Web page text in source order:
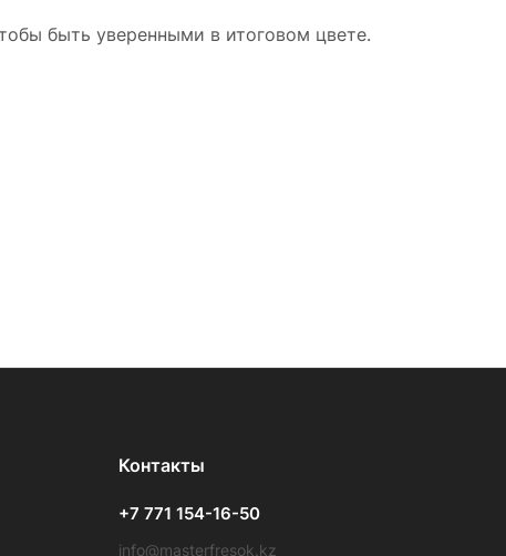
быть уверенными в итоговом цвете.
Контакты
+7 771 154-16-50
info@masterfresok.kz